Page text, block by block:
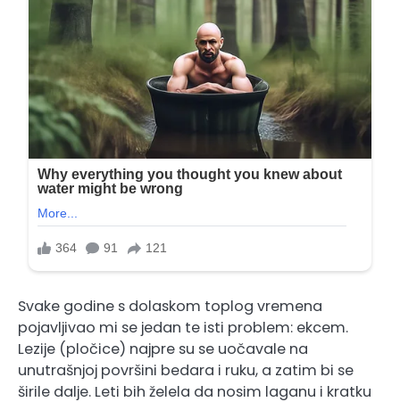
Svake godine s dolaskom toplog vremena
pojavljivao mi se jedan te isti problem: ekcem.
Lezije (pločice) najpre su se uočavale na
unutrašnjoj površini bedara i ruku, a zatim bi se
širile dalje. Leti bih želela da nosim laganu i kratku